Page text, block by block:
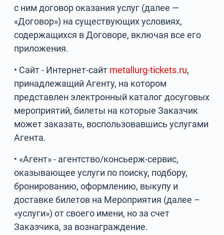
с ним договор оказания услуг (далее —
«Договор») на существующих условиях,
содержащихся в Договоре, включая все его
приложения.
• Сайт - Интернет-сайт metallurg-tickets.ru,
принадлежащий Агенту, на котором
представлен электронный каталог досуговых
мероприятий, билеты на которые Заказчик
может заказать, воспользовавшись услугами
Агента.
• «Агент» - агентство/консьерж-сервис,
оказывающее услуги по поиску, подбору,
бронированию, оформлению, выкупу и
доставке билетов на Мероприятия (далее –
«услуги») от своего имени, но за счет
Заказчика, за вознаграждение.